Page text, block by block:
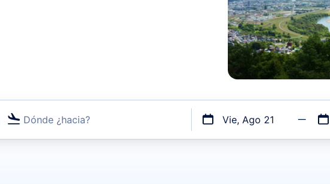
Dónde ¿hacia? Vie, Ago 21
o por vuelos directos